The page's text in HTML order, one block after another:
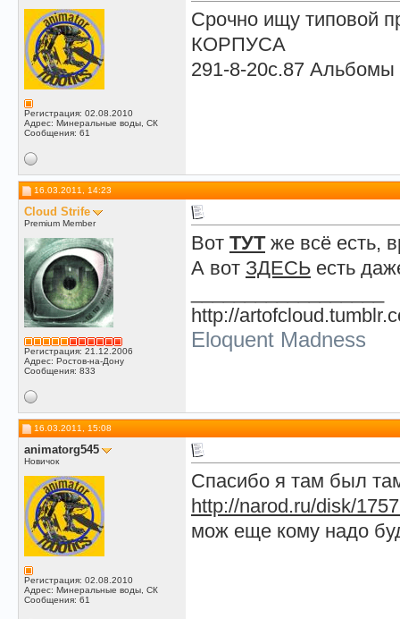
Регистрация: 02.08.2010
Адрес: Минеральные воды, СК
Сообщения: 61
Срочно ищу
КОРПУСА
291-8-20с.87 Альбомы
16.03.2011, 14:23
Cloud Strife
Premium Member
Регистрация: 21.12.2006
Адрес: Ростов-на-Дону
Сообщения: 833
Вот ТУТ же всё есть,
А вот ЗДЕСЬ есть
http://
Eloquent Madness
16.03.2011, 15:08
animatorg545
Новичок
Регистрация: 02.08.2010
Адрес: Минеральные воды, СК
Сообщения: 61
Спасибо я там был
http://narod.ru/disk/
мож еще кому надо